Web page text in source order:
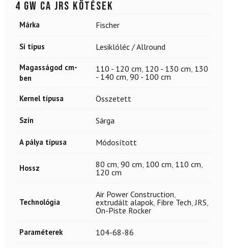
4 GW CA JRS kötések
Márka Fischer
Sí típus Lesiklóléc / Allround
Magasságod cm-
ben
110 - 120 cm 120 - 130 cm 130
- 140 cm 90 - 100 cm
Kernel típusa Összetett
Szín Sárga
A pálya típusa Módosított
Hossz 80 cm 90 cm 100 cm 110 cm
120 cm
Technológia
Air Power Construction
extrudált alapok Fibre Tech ,JRS
On-Piste Rocker
Paraméterek 104-68-86